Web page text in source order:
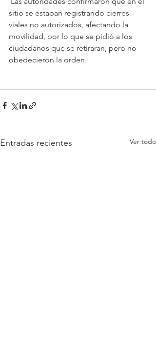
sitio se estaban registrando cierres
viales no autorizados, afectando la
movilidad, por lo que se pidió a los
ciudadanos que se retiraran, pero no
obedecieron la orden.
Entradas recientes Ver todo